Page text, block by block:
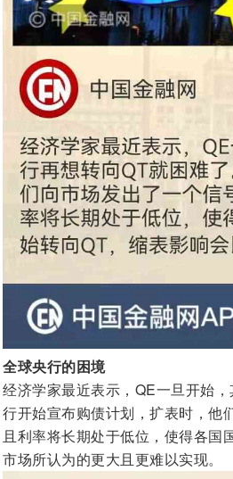
全球央行的困境
经济学家最近表示，QE一旦开始
行开始宣布购债计划，扩表时，他
且利率将长期处于低位，使得各国
市场所认为的更大且更难以实现。